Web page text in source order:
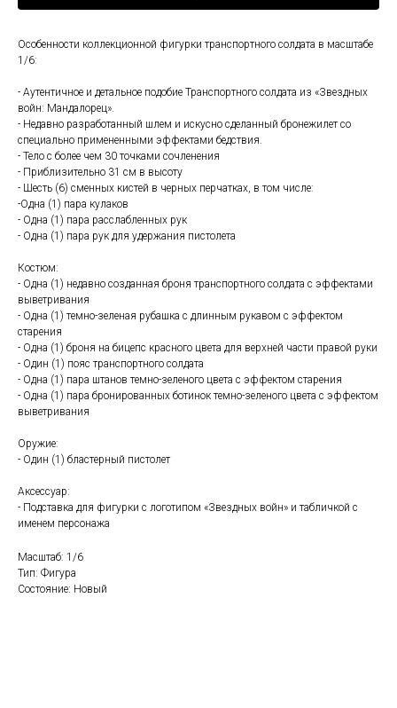
Особенности коллекционной фигурки транспортного солдата в масштабе
1/6:
- Аутентичное и детальное подобие Транспортного солдата из «Звездных
войн: Мандалорец».
- Недавно разработанный шлем и искусно сделанный бронежилет со
специально примененными эффектами бедствия.
- Тело с более чем 30 точками сочленения
- Приблизительно 31 см в высоту
- Шесть (6) сменных кистей в черных перчатках, в том числе:
-Одна (1) пара кулаков
- Одна (1) пара расслабленных рук
- Одна (1) пара рук для удержания пистолета
Костюм:
- Одна (1) недавно созданная броня транспортного солдата с эффектами
выветривания
- Одна (1) темно-зеленая рубашка с длинным рукавом с эффектом
старения
- Одна (1) броня на бицепс красного цвета для верхней части правой руки
- Один (1) пояс транспортного солдата
- Одна (1) пара штанов темно-зеленого цвета с эффектом старения
- Одна (1) пара бронированных ботинок темно-зеленого цвета с эффектом
выветривания
Оружие:
- Один (1) бластерный пистолет
Аксессуар:
- Подставка для фигурки с логотипом «Звездных войн» и табличкой с
именем персонажа
Масштаб: 1/6
Тип: Фигура
Состояние: Новый